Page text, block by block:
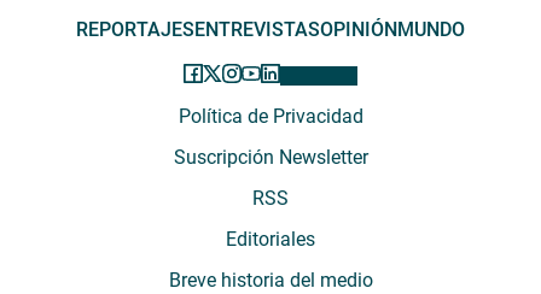
REPORTAJES ENTREVISTASOPINIÓN MUNDO
Política de Privacidad
Suscripción Newsletter
RSS
Editoriales
Breve historia del medio